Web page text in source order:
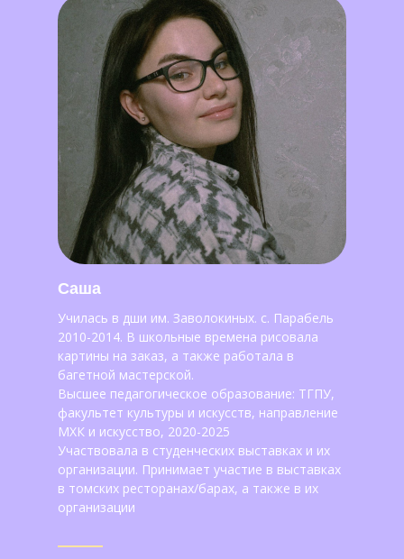
Саша
Училась в дши им. Заволокиных. с. Парабель
2010-2014. В школьные времена рисовала
картины на заказ, а также работала в
багетной мастерской.
Высшее педагогическое образование: ТГПУ,
факультет культуры и искусств, направление
МХК и искусство, 2020-2025
Участвовала в студенческих выставках и их
организации. Принимает участие в выставках
в томских ресторанах/барах, а также в их
организации